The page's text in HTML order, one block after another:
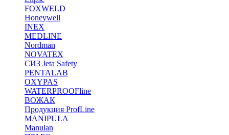
FOXWELD
Honeywell
INEX
MEDLINE
Nordman
NOVATEX
СИЗ Jeta Safety
PENTALAB
OXYPAS
WATERPROOFline
ВОЖАК
Продукция ProfLine
MANIPULA
Manulan